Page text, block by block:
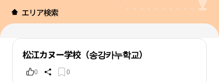
エリア検索
松江カヌー学校（송강카누학교）
0 0